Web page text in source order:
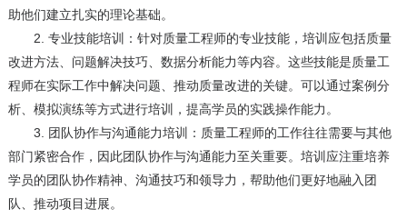
助他们建立扎实的理论基础。
2. 专业技能培训：针对质量工程师的专业技能，培训应包括质量
改进方法、问题解决技巧、数据分析能力等内容。这些技能是质量工
程师在实际工作中解决问题、推动质量改进的关键。可以通过案例分
析、模拟演练等方式进行培训，提高学员的实践操作能力。
3. 团队协作与沟通能力培训：质量工程师的工作往往需要与其他
部门紧密合作，因此团队协作与沟通能力至关重要。培训应注重培养
学员的团队协作精神、沟通技巧和领导力，帮助他们更好地融入团
队、推动项目进展。